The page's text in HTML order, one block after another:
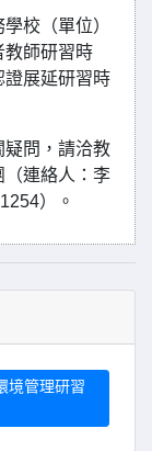
校（單位）
教師研習時
證展延研習時
疑問，請洽教
（連絡人：李
）。
境管理研習